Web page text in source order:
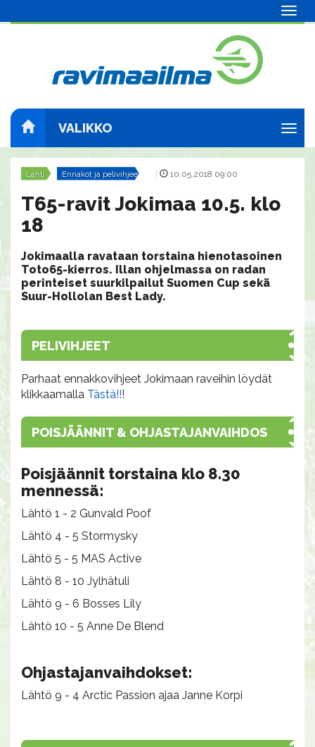
VALIKKO
Lahti Ennakot ja pelivihjeet 10.05.2018 09:00
T65-ravit Jokimaa 10.5. klo
18
Jokimaalla ravataan torstaina hienotasoinen
Toto65-kierros. Illan ohjelmassa on radan
perinteiset suurkilpailut Suomen Cup sekä
Suur-Hollolan Best Lady.
PELIVIHJEET
Parhaat ennakkovihjeet Jokimaan raveihin löydät
klikkaamalla Tästä!!!
POISJÄÄNNIT & OHJASTAJANVAIHDOS
Poisjäännit torstaina klo 8.30
mennessä:
Lähtö 1 - 2 Gunvald Poof
Lähtö 4 - 5 Stormysky
Lähtö 5 - 5 MAS Active
Lähtö 8 - 10 Jylhätuli
Lähtö 9 - 6 Bosses Lily
Lähtö 10 - 5 Anne De Blend
Ohjastajanvaihdokset:
Lähtö 9 - 4 Arctic Passion ajaa Janne Korpi